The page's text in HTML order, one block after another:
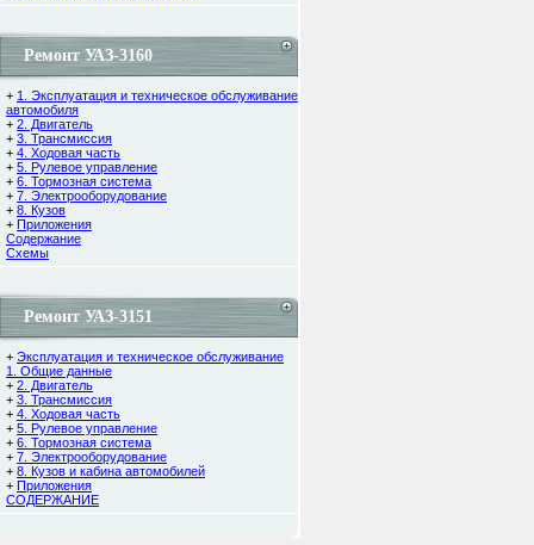
Ремонт УАЗ-3160
+ 1. Эксплуатация и техническое обслуживание
автомобиля
+ 2. Двигатель
+ 3. Трансмиссия
+ 4. Ходовая часть
+ 5. Рулевое управление
+ 6. Тормозная система
+ 7. Электрооборудование
+ 8. Кузов
+ Приложения
Содержание
Cхемы
Ремонт УАЗ-3151
+ Эксплуатация и техническое обслуживание
1. Общие данные
+ 2. Двигатель
+ 3. Трансмиссия
+ 4. Ходовая часть
+ 5. Рулевое управление
+ 6. Тормозная система
+ 7. Электрооборудование
+ 8. Кузов и кабина автомобилей
+ Приложения
СОДЕРЖАНИЕ